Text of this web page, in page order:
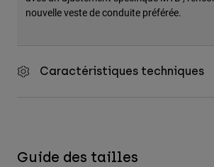
nouvelle veste de conduite préférée.
Caractéristiques techniques
Guide des tailles